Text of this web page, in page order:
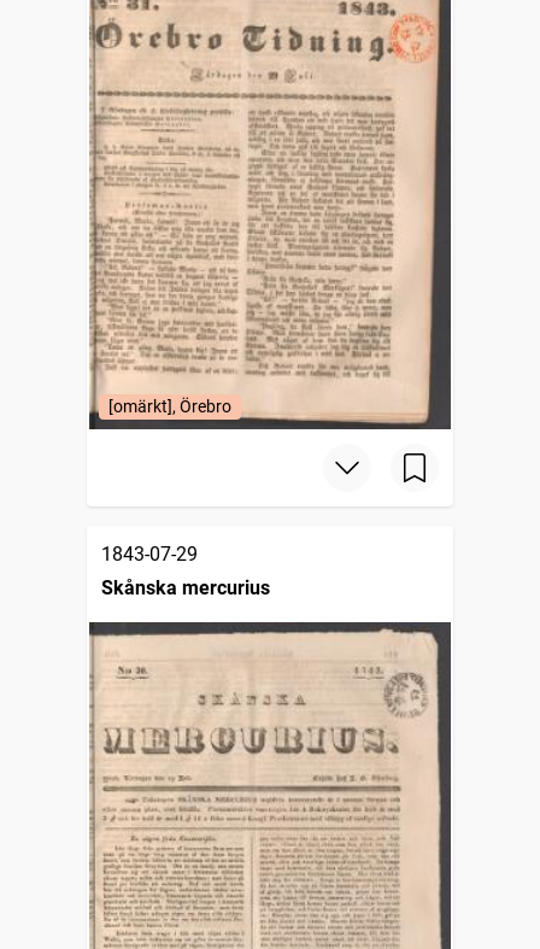
[omärkt], Örebro
1843-07-29
Skånska mercurius